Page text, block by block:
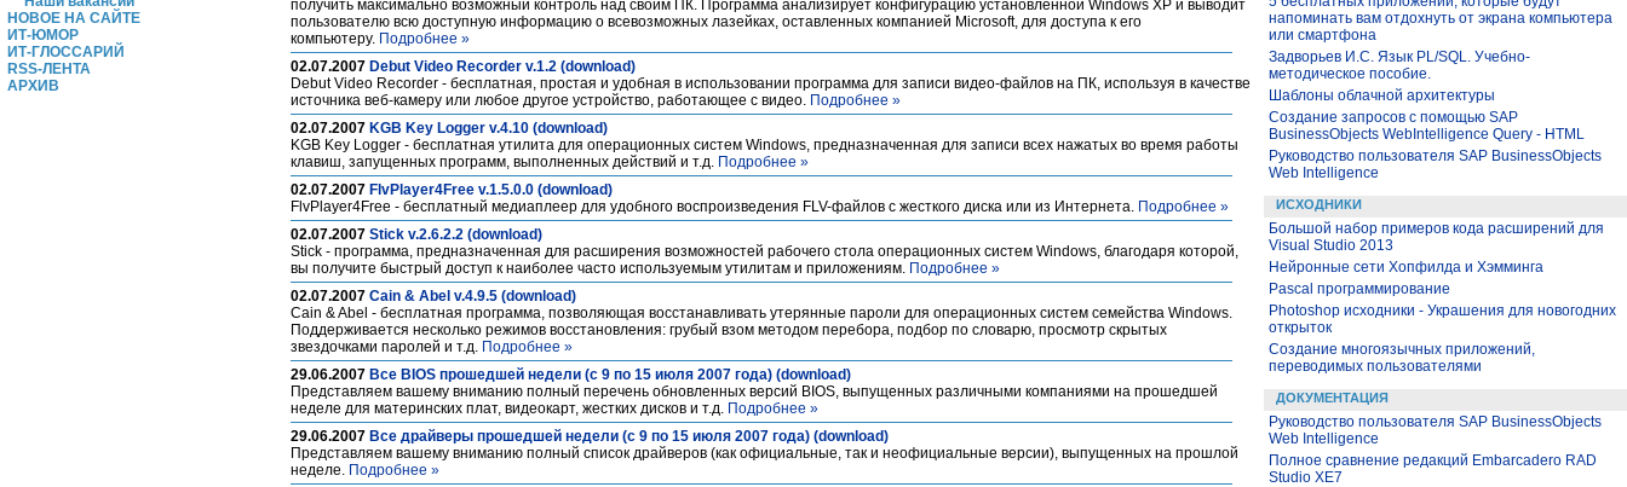
НОВОЕ НА САЙТЕ
ИТ-ЮМОР
ИТ-ГЛОССАРИЙ
RSS-ЛЕНТА
АРХИВ
получить максимально возможный контроль над своим ПК. Программа анализирует конфигурацию установленной Windows XP и выводит
пользователю всю доступную информацию о всевозможных лазейках, оставленных компанией Microsoft, для доступа к его
компьютеру. Подробнее »
02.07.2007 Debut Video Recorder v.1.2 (download)
Debut Video Recorder - бесплатная, простая и удобная в использовании программа для записи видео-файлов на ПК, используя в качестве
источника веб-камеру или любое другое устройство, работающее с видео. Подробнее »
02.07.2007 KGB Key Logger v.4.10 (download)
KGB Key Logger - бесплатная утилита для операционных систем Windows, предназначенная для записи всех нажатых во время работы
клавиш, запущенных программ, выполненных действий и т.д. Подробнее »
02.07.2007 FlvPlayer4Free v.1.5.0.0 (download)
FlvPlayer4Free - бесплатный медиаплеер для удобного воспроизведения FLV-файлов с жесткого диска или из Интернета. Подробнее »
02.07.2007 Stick v.2.6.2.2 (download)
Stick - программа, предназначенная для расширения возможностей рабочего стола операционных систем Windows, благодаря которой,
вы получите быстрый доступ к наиболее часто используемым утилитам и приложениям. Подробнее »
02.07.2007 Cain & Abel v.4.9.5 (download)
Cain & Abel - бесплатная программа, позволяющая восстанавливать утерянные пароли для операционных систем семейства Windows.
Поддерживается несколько режимов восстановления: грубый взом методом перебора, подбор по словарю, просмотр скрытых
звездочками паролей и т.д. Подробнее »
29.06.2007 Все BIOS прошедшей недели (с 9 по 15 июля 2007 года) (download)
Представляем вашему вниманию полный перечень обновленных версий BIOS, выпущенных различными компаниями на прошедшей
неделе для материнских плат, видеокарт, жестких дисков и т.д. Подробнее »
29.06.2007 Все драйверы прошедшей недели (с 9 по 15 июля 2007 года) (download)
Представляем вашему вниманию полный список драйверов (как официальные, так и неофициальные версии), выпущенных на прошлой
неделе. Подробнее »
напоминать вам отдохнуть от экрана компьютера
или смартфона
Задворьев И.С. Язык PL/SQL. Учебно-
методическое пособие.
Шаблоны облачной архитектуры
Создание запросов с помощью SAP
BusinessObjects WebIntelligence Query - HTML
Руководство пользователя SAP BusinessObjects
Web Intelligence
ИСХОДНИКИ
Большой набор примеров кода расширений для
Visual Studio 2013
Нейронные сети Хопфилда и Хэмминга
Pascal программирование
Photoshop исходники - Украшения для новогодних
открыток
Создание многоязычных приложений,
переводимых пользователями
ДОКУМЕНТАЦИЯ
Руководство пользователя SAP BusinessObjects
Web Intelligence
Полное сравнение редакций Embarcadero RAD
Studio XE7